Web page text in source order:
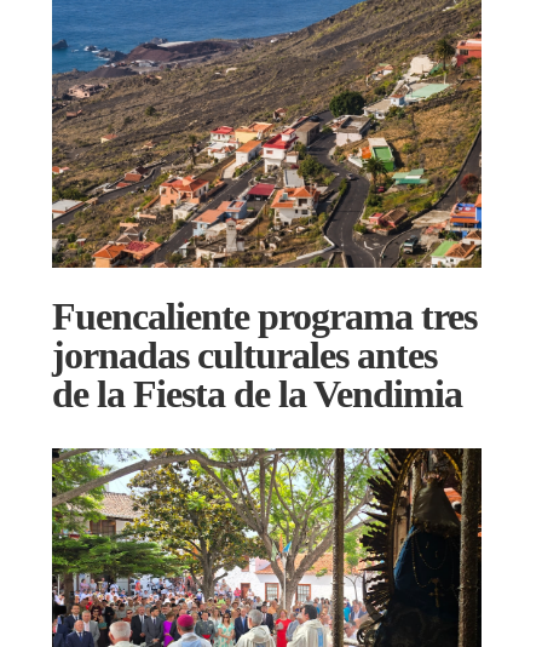
Fuencaliente programa tres
jornadas culturales antes
de la Fiesta de la Vendimia